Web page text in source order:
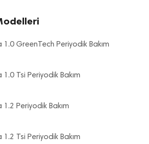
1.0 GreenTech Periyodik Bakım
Tsi Periyodik Bakım
Periyodik Bakım
Tsi Periyodik Bakım